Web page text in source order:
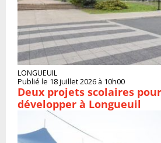
LONGUEUIL
Publié le 18 juillet 2026 à 10h00
Deux projets scolaires
développer à Longueuil